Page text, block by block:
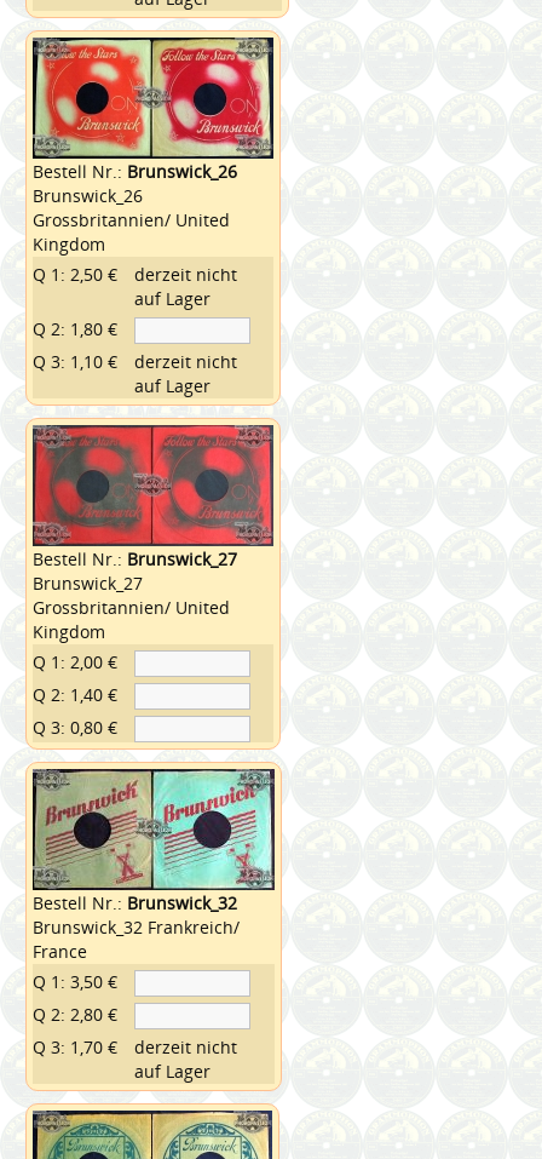
Bestell Nr.: Brunswick_26
Brunswick_26
Grossbritannien/ United
Kingdom
Q 1: 2,50 €
derzeit nicht
auf Lager
Q 2: 1,80 €
Q 3: 1,10 €
derzeit nicht
auf Lager
Bestell Nr.: Brunswick_27
Brunswick_27
Grossbritannien/ United
Kingdom
Q 1: 2,00 €
Q 2: 1,40 €
Q 3: 0,80 €
Bestell Nr.: Brunswick_32
Brunswick_32 Frankreich/
France
Q 1: 3,50 €
Q 2: 2,80 €
Q 3: 1,70 €
derzeit nicht
auf Lager